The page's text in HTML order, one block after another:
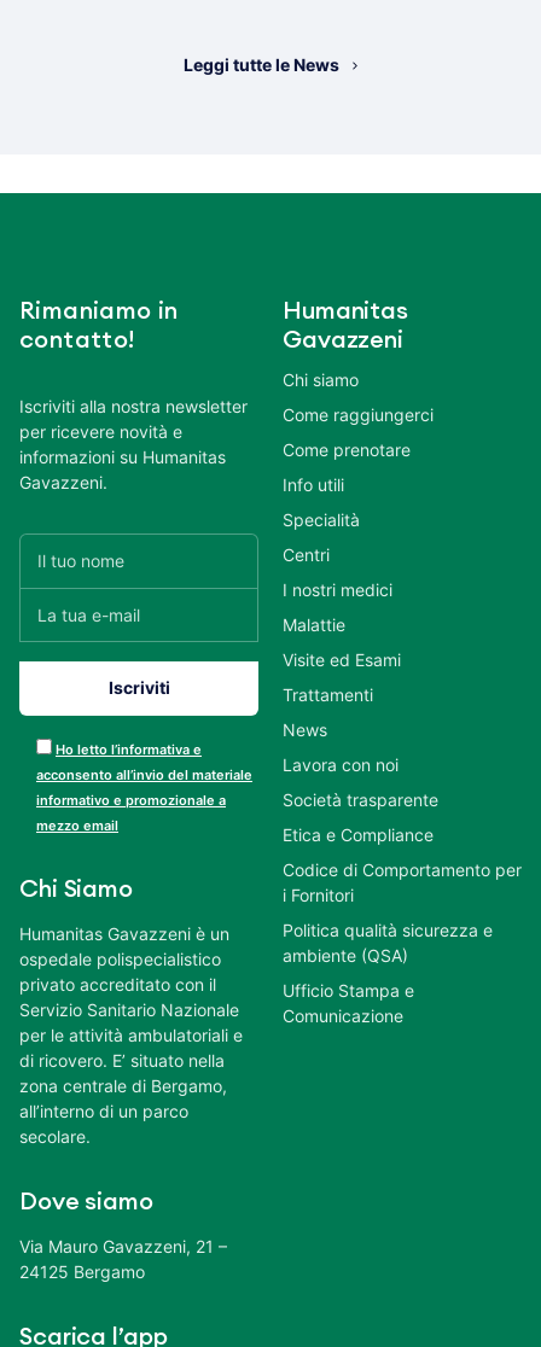
Leggi tutte le News
Rimaniamo in
contatto!
Iscriviti alla nostra newsletter
per ricevere novità e
informazioni su Humanitas
Gavazzeni.
Ho letto l’informativa e
acconsento all’invio del materiale
informativo e promozionale a
mezzo email
Chi Siamo
Humanitas Gavazzeni è un
ospedale polispecialistico
privato accreditato con il
Servizio Sanitario Nazionale
per le attività ambulatoriali e
di ricovero. E’ situato nella
zona centrale di Bergamo,
all’interno di un parco
secolare.
Dove siamo
Via Mauro Gavazzeni, 21 –
24125 Bergamo
Scarica l’app
Humanitas
Gavazzeni
Chi siamo
Come raggiungerci
Come prenotare
Info utili
Specialità
Centri
I nostri medici
Malattie
Visite ed Esami
Trattamenti
News
Lavora con noi
Società trasparente
Etica e Compliance
Codice di Comportamento per
i Fornitori
Politica qualità sicurezza e
ambiente (QSA)
Ufficio Stampa e
Comunicazione